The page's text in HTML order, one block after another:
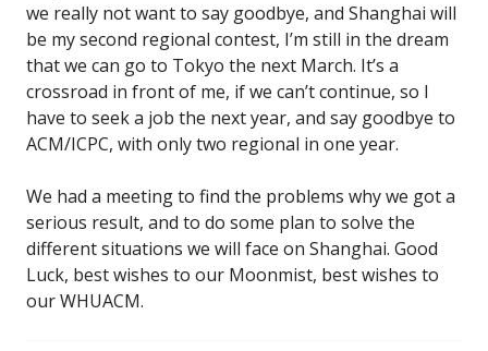
we really not want to say goodbye, and Shanghai will
be my second regional contest, I’m still in the dream
that we can go to Tokyo the next March. It’s a
crossroad in front of me, if we can’t continue, so I
have to seek a job the next year, and say goodbye to
ACM/ICPC, with only two regional in one year.
We had a meeting to find the problems why we got a
serious result, and to do some plan to solve the
different situations we will face on Shanghai. Good
Luck, best wishes to our Moonmist, best wishes to
our WHUACM.